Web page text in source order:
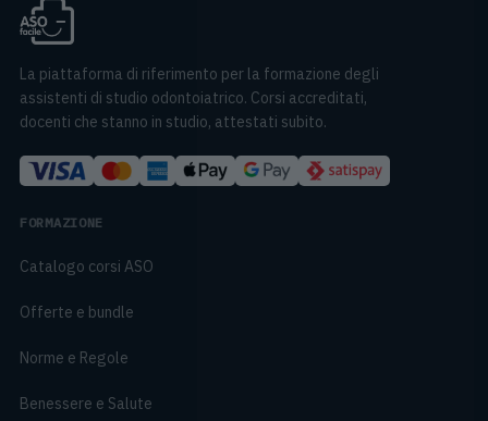
La piattaforma di riferimento per la formazione degli
assistenti di studio odontoiatrico. Corsi accreditati,
docenti che stanno in studio, attestati subito.
FORMAZIONE
Catalogo corsi ASO
Offerte e bundle
Norme e Regole
Benessere e Salute